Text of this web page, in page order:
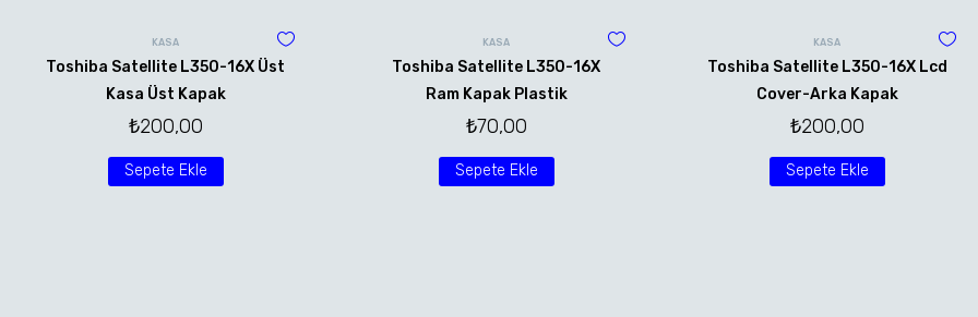
KASA
Toshiba Satellite L350-16X Üst
Kasa Üst Kapak
₺200,00
Sepete Ekle
KASA
Toshiba Satellite L350-16X
Ram Kapak Plastik
₺70,00
Sepete Ekle
KASA
Toshiba Satellite L350-16X Lcd
Cover-Arka Kapak
₺200,00
Sepete Ekle